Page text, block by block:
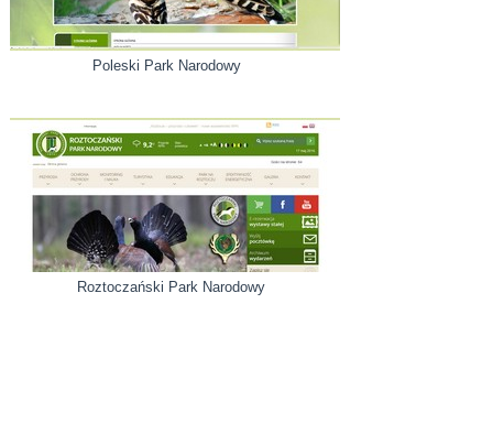
Poleski Park Narodowy
Roztoczański Park Narodowy